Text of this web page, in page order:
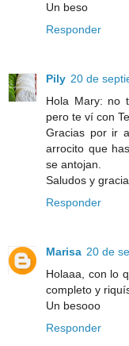
Un beso
Responder
Pily 20 de
Hola Mary: no
pero te ví con
Gracias por ir
arrocito que
se antojan.
Saludos y
Responder
Marisa 20 de
Holaaa, con lo
completo y
Un besooo
Responder